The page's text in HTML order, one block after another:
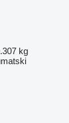
kg